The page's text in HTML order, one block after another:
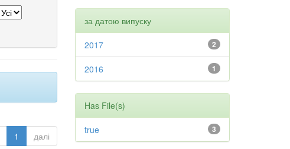
1 далі
за датою випуску
2
2017
1
2016
Has File(s)
3
true